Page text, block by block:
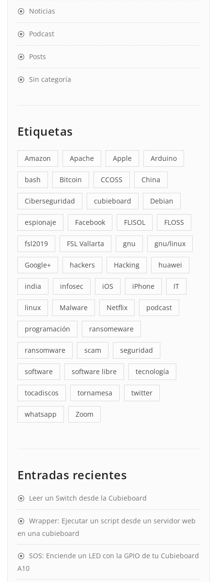
Noticias
Podcast
Posts
Sin categoría
Etiquetas
Amazon Apache Apple Arduino
bash Bitcoin CCOSS China
Ciberseguridad cubieboard Debian
espionaje Facebook FLISOL FLOSS
fsl2019 FSL Vallarta gnu gnu/linux
Google+ hackers Hacking huawei
india infosec iOS iPhone IT
linux Malware Netflix podcast
programación ransomeware
ransomware scam seguridad
software software libre tecnología
tocadiscos tornamesa twitter
whatsapp Zoom
Entradas recientes
Leer un Switch desde la Cubieboard
Wrapper: Ejecutar un script desde un servidor web
en una cubieboard
SOS: Enciende un LED con la GPIO de tu Cubieboard
A10